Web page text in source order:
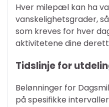
Hver milepæl kan ha
vanskelighetsgrader,
som kreves for hver
aktivitetene dine
Tidslinje for
Belønninger for
på spesifikke